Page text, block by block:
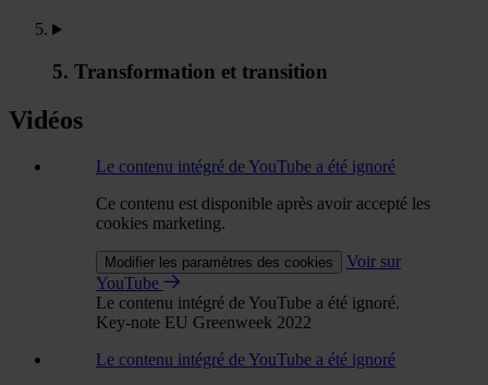
5. Transformation et transition
Vidéos
Le contenu intégré de YouTube a été ignoré
Ce contenu est disponible après avoir accepté les
cookies marketing.
Modifier les paramètres des cookies
Voir sur
YouTube
Le contenu intégré de YouTube a été ignoré.
Key-note EU Greenweek 2022
Le contenu intégré de YouTube a été ignoré